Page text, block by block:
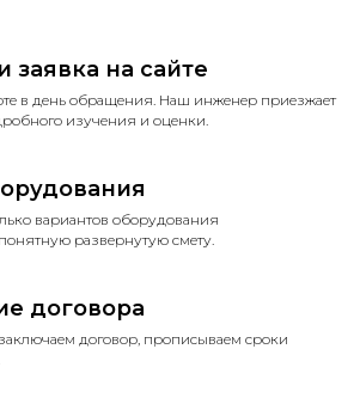
заявка на сайте
в день обращения. Наш инженер приезжает
изучения и оценки.
вариантов оборудования
развернутую смету.
договора
договор, прописываем сроки